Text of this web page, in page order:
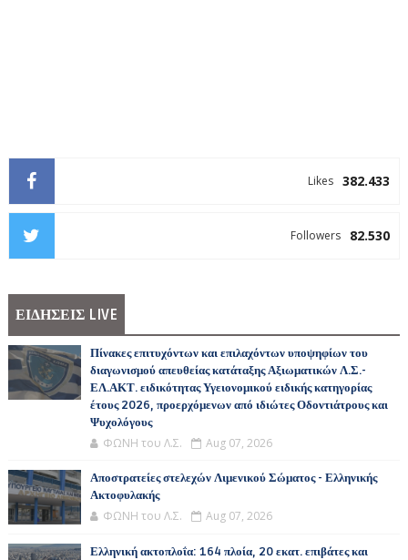
382.433
Likes
82.530
Followers
ΕΙΔΗΣΕΙΣ LIVE
Πίνακες επιτυχόντων και επιλαχόντων υποψηφίων του
διαγωνισμού απευθείας κατάταξης Αξιωματικών Λ.Σ.-
ΕΛ.ΑΚΤ. ειδικότητας Υγειονομικού ειδικής κατηγορίας
έτους 2026, προερχόμενων από ιδιώτες Οδοντιάτρους και
Ψυχολόγους
ΦΩΝΗ του Λ.Σ. Aug 07, 2026
Αποστρατείες στελεχών Λιμενικού Σώματος - Ελληνικής
Ακτοφυλακής
ΦΩΝΗ του Λ.Σ. Aug 07, 2026
Ελληνική ακτοπλοΐα: 164 πλοία, 20 εκατ. επιβάτες και